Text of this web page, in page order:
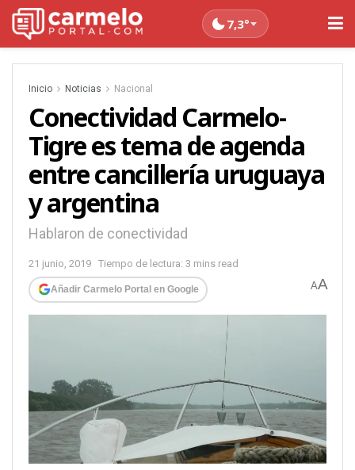
7,3°
Inicio Noticias Nacional
Conectividad Carmelo-
Tigre es tema de agenda
entre cancillería uruguaya
y argentina
Hablaron de conectividad
21 junio, 2019 Tiempo de lectura: 3 mins read
Añadir Carmelo Portal en Google AA